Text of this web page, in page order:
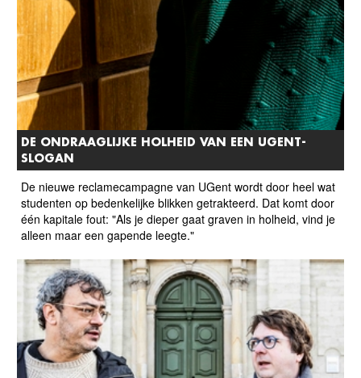
DE ONDRAAGLIJKE HOLHEID VAN EEN UGENT-
SLOGAN
De nieuwe reclamecampagne van UGent wordt door heel wat
studenten op bedenkelijke blikken getrakteerd. Dat komt door
één kapitale fout: "Als je dieper gaat graven in holheid, vind je
alleen maar een gapende leegte."